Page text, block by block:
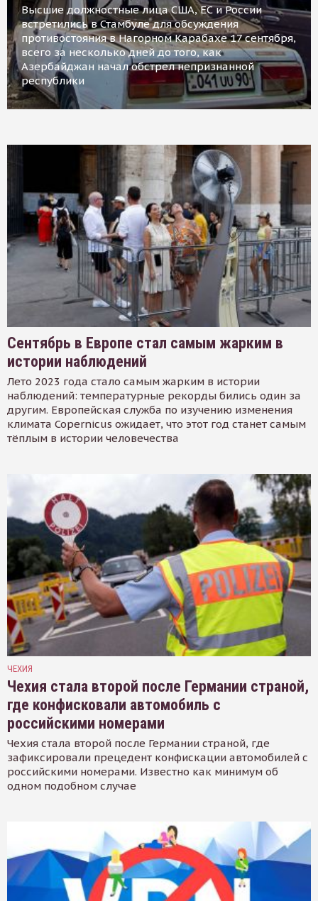
Высшие должностные лица США, ЕС и России
встретились в Стамбуле для обсуждения
противостояния в Нагорном Карабахе 17 сентября,
всего за несколько дней до того, как
Азербайджан начал обстрел непризнанной
республики
Сентябрь в Европе стал самым жарким в
истории наблюдений
Лето 2023 года стало самым жарким в истории
наблюдений: температурные рекорды бились один за
другим. Европейская служба по изучению изменения
климата Copernicus ожидает, что этот год станет самым
тёплым в истории человечества
ЧЕХИЯ
Чехия стала второй после Германии страной,
где конфисковали автомобиль с
российскими номерами
Чехия стала второй после Германии страной, где
зафиксировали прецедент конфискации автомобилей с
российскими номерами. Известно как минимум об
одном подобном случае